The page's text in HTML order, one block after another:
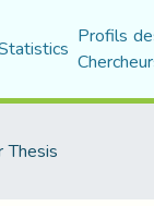
Profils